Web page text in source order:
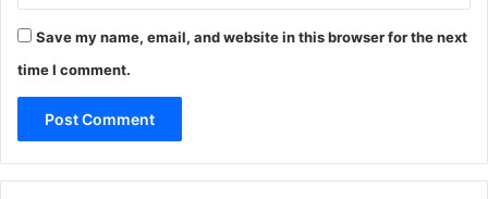
Save my name, email, and website in this browser for the next
time I comment.